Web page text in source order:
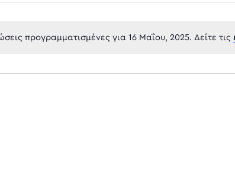
προγραμματισμένες για 16 Μαΐου, 2025. Δείτε τις
Views